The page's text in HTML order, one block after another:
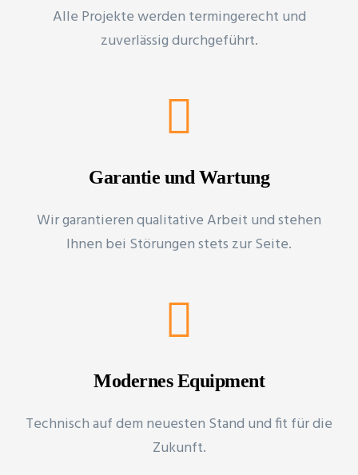
Alle Projekte werden termingerecht und
zuverlässig durchgeführt.
Garantie und Wartung
Wir garantieren qualitative Arbeit und stehen
Ihnen bei Störungen stets zur Seite.
Modernes Equipment
Technisch auf dem neuesten Stand und fit für die
Zukunft.